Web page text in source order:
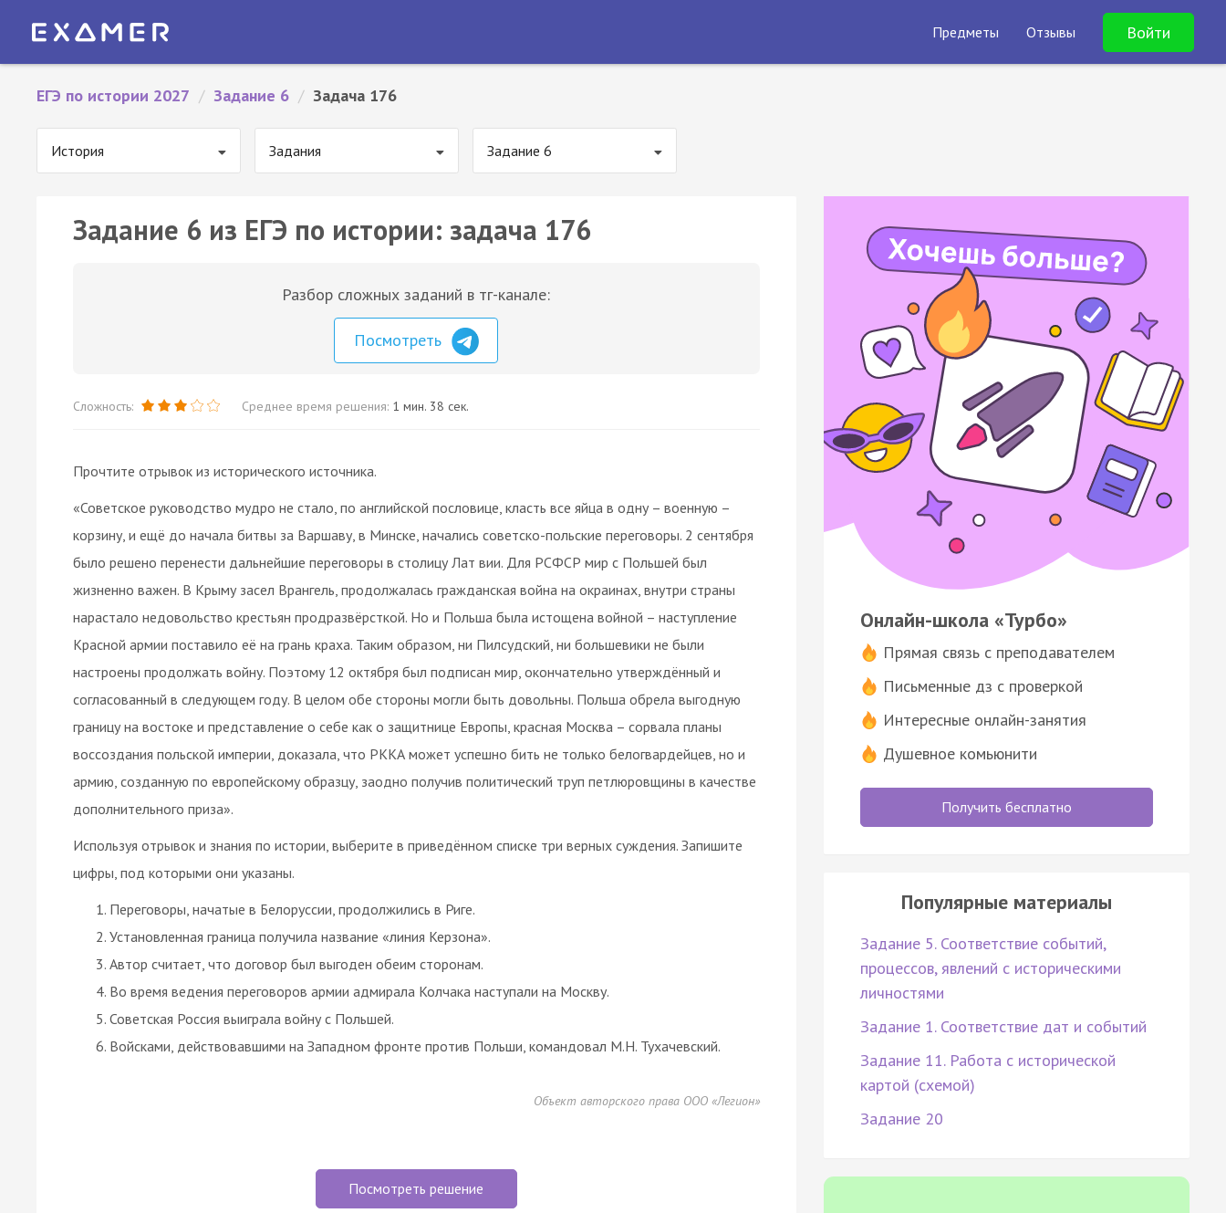
Предметы Отзывы Войти
ЕГЭ по истории 2027 / Задание 6 / Задача 176
История Задания Задание 6
Задание 6 из ЕГЭ по истории: задача 176
Разбор сложных заданий в тг-канале:
Посмотреть
Сложность: Среднее время решения: 1 мин. 38 сек.
Прочтите отрывок из исторического источника.
«Советское руководство мудро не стало, по английской пословице, класть все яйца в одну – военную –
корзину, и ещё до начала битвы за Варшаву, в Минске, начались советско-польские переговоры. 2 сентября
было решено перенести дальнейшие переговоры в столицу Лат вии. Для РСФСР мир с Польшей был
жизненно важен. В Крыму засел Врангель, продолжалась гражданская война на окраинах, внутри страны
нарастало недовольство крестьян продразвёрсткой. Но и Польша была истощена войной – наступление
Красной армии поставило её на грань краха. Таким образом, ни Пилсудский, ни большевики не были
настроены продолжать войну. Поэтому 12 октября был подписан мир, окончательно утверждённый и
согласованный в следующем году. В целом обе стороны могли быть довольны. Польша обрела выгодную
границу на востоке и представление о себе как о защитнице Европы, красная Москва – сорвала планы
воссоздания польской империи, доказала, что РККА может успешно бить не только белогвардейцев, но и
армию, созданную по европейскому образцу, заодно получив политический труп петлюровщины в качестве
дополнительного приза».
Используя отрывок и знания по истории, выберите в приведённом списке три верных суждения. Запишите
цифры, под которыми они указаны.
Переговоры, начатые в Белоруссии, продолжились в Риге.
Установленная граница получила название «линия Керзона».
Автор считает, что договор был выгоден обеим сторонам.
Во время ведения переговоров армии адмирала Колчака наступали на Москву.
Советская Россия выиграла войну с Польшей.
Войсками, действовавшими на Западном фронте против Польши, командовал М.Н. Тухачевский.
Объект авторского права ООО «Легион»
Посмотреть решение
Онлайн-школа «Турбо»
Прямая связь с преподавателем
Письменные дз с проверкой
Интересные онлайн-занятия
Душевное комьюнити
Получить бесплатно
Популярные материалы
Задание 5. Соответствие событий,
процессов, явлений с историческими
личностями
Задание 1. Соответствие дат и событий
Задание 11. Работа с исторической
картой (схемой)
Задание 20